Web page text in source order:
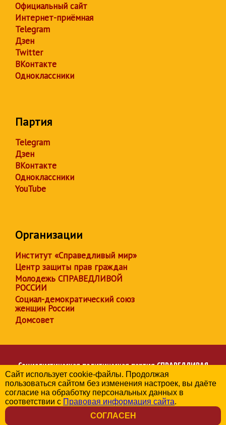
Официальный сайт
Интернет-приёмная
Telegram
Дзен
Twitter
ВКонтакте
Одноклассники
Партия
Telegram
Дзен
ВКонтакте
Одноклассники
YouTube
Организации
Институт «Справедливый мир»
Центр защиты прав граждан
Молодежь СПРАВЕДЛИВОЙ
РОССИИ
Социал-демократический союз
женщин России
Домсовет
Социалистическая политическая партияСПРАВЕДЛИВАЯ
РОССИЯ
Региональное отделение партии в Чувашской Республике
© 2006-2026
Политика в отношении обработки персональных данных
Сайт использует cookie-файлы. Продолжая
пользоваться сайтом без изменения настроек, вы даёте
согласие на обработку персональных данных в
соответствии с Правовая информация сайта.
СОГЛАСЕН